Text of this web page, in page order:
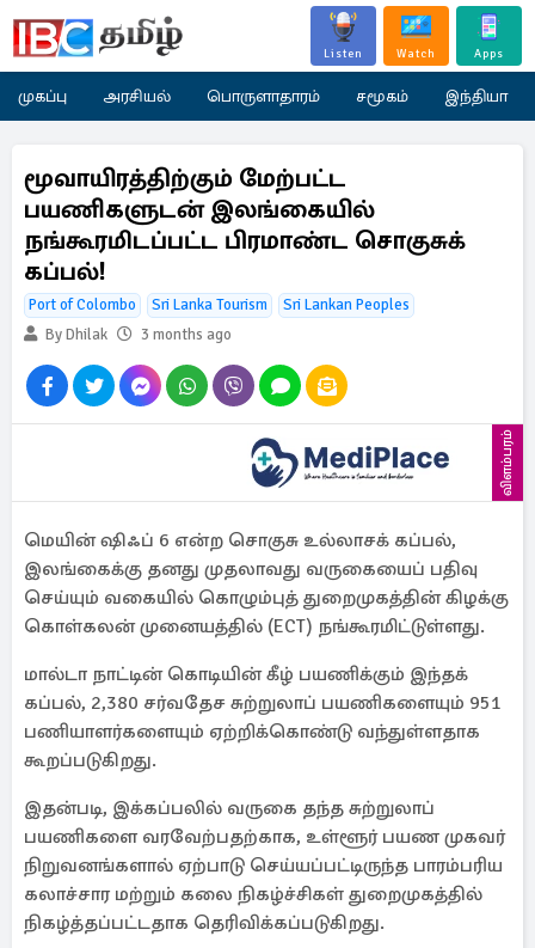
Listen Watch Apps
முகப்பு அரசியல் பொருளாதாரம் சமூகம் இந்தியா
மூவாயிரத்திற்கும் மேற்பட்ட
பயணிகளுடன் இலங்கையில்
நங்கூரமிடப்பட்ட பிரமாண்ட சொகுசுக்
கப்பல்!
Port of Colombo Sri Lanka Tourism
Sri Lankan Peoples
By Dhilak
3 months ago
விளம்பரம்
மெயின் ஷிஃப் 6 என்ற சொகுசு உல்லாசக் கப்பல்,
இலங்கைக்கு தனது முதலாவது வருகையைப் பதிவு
செய்யும் வகையில் கொழும்புத் துறைமுகத்தின் கிழக்கு
கொள்கலன் முனையத்தில் (ECT) நங்கூரமிட்டுள்ளது.
மால்டா நாட்டின் கொடியின் கீழ் பயணிக்கும் இந்தக்
கப்பல், 2,380 சர்வதேச சுற்றுலாப் பயணிகளையும் 951
பணியாளர்களையும் ஏற்றிக்கொண்டு வந்துள்ளதாக
கூறப்படுகிறது.
இதன்படி, இக்கப்பலில் வருகை தந்த சுற்றுலாப்
பயணிகளை வரவேற்பதற்காக, உள்ளூர் பயண முகவர்
நிறுவனங்களால் ஏற்பாடு செய்யப்பட்டிருந்த பாரம்பரிய
கலாச்சார மற்றும் கலை நிகழ்ச்சிகள் துறைமுகத்தில்
நிகழ்த்தப்பட்டதாக தெரிவிக்கப்படுகிறது.